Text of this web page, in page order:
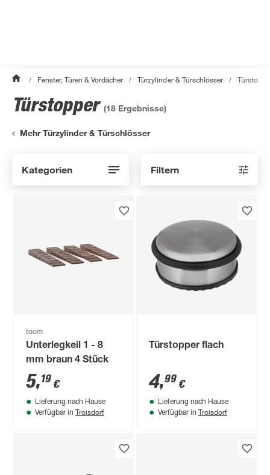
/ Fenster, Türen & Vordächer / Türzylinder & Türschlösser /
Türstopper (18 Ergebnisse)
Mehr Türzylinder & Türschlösser
Kategorien Filtern
toom
Unterlegkeil 1 - 8
mm braun 4 Stück
5,19 €
Lieferung nach Hause
Verfügbar in Troisdorf
Türstopper flach
4,99 €
Lieferung nach Hause
Verfügbar in Troisdorf